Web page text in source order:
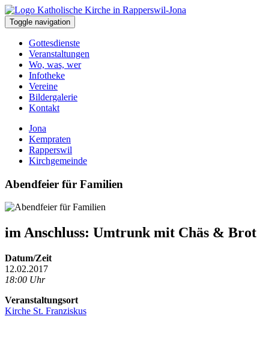
Toggle navigation
Gottesdienste
Veranstaltungen
Wo, was, wer
Infotheke
Vereine
Bildergalerie
Kontakt
Jona
Kempraten
Rapperswil
Kirchgemeinde
Abendfeier für Familien
im Anschluss: Umtrunk mit Chäs & Brot
Datum/Zeit
12.02.2017
18:00 Uhr
Veranstaltungsort
Kirche St. Franziskus